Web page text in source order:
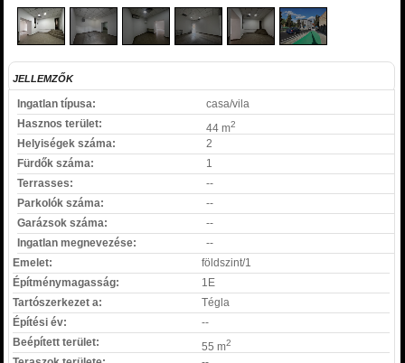
JELLEMZŐK
Ingatlan típusa:
casa/vila
Hasznos terület:
44 m2
Helyiségek száma:
2
Fürdők száma:
1
Terrasses:
--
Parkolók száma:
--
Garázsok száma:
--
Ingatlan megnevezése:
--
Emelet:
földszint/1
Építménymagasság:
1E
Tartószerkezet a:
Tégla
Építési év:
--
Beépített terület:
55 m2